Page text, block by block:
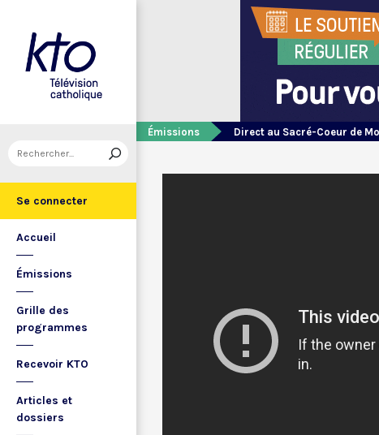
Se connecter
Accueil
Émissions
Grille des
programmes
Recevoir KTO
Articles et
dossiers
Émissions Direct au Sacré-Coeur de